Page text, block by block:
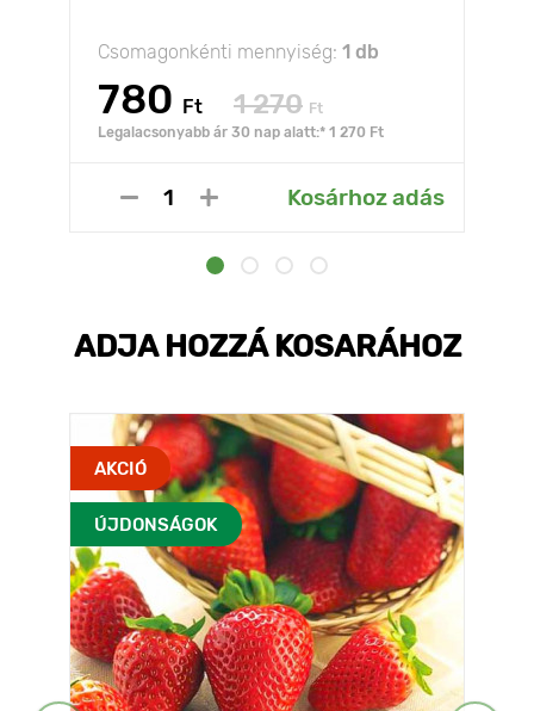
Csomagonkénti mennyiség: 1 db
780 Ft 1 270 Ft
Legalacsonyabb ár 30 nap alatt:* 1 270 Ft
Kosárhoz adás
ADJA HOZZÁ KOSARÁHOZ
AKCIÓ
ÚJDONSÁGOK